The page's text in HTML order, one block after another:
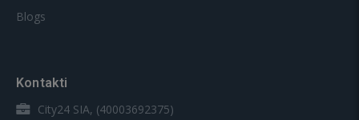
Blogs
Kontakti
City24 SIA, (40003692375)